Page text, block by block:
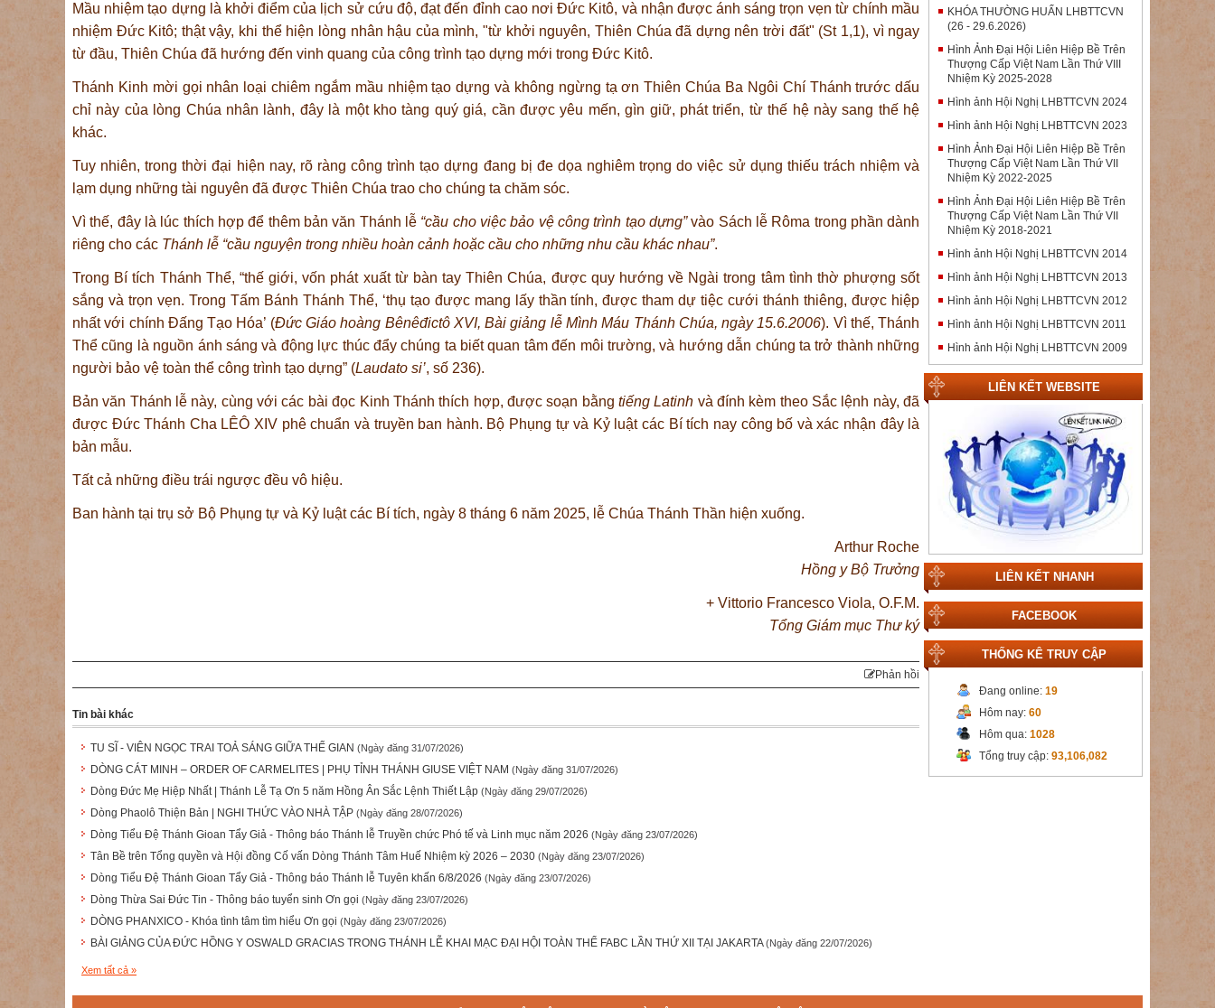
Mầu nhiệm tạo dựng là khởi điểm của lịch sử cứu độ, đạt đến đỉnh cao nơi Đức Kitô, và nhận được ánh sáng trọn vẹn từ chính mầu
nhiệm Đức Kitô; thật vậy, khi thể hiện lòng nhân hậu của mình, "từ khởi nguyên, Thiên Chúa đã dựng nên trời đất" (St 1,1), vì ngay
từ đầu, Thiên Chúa đã hướng đến vinh quang của công trình tạo dựng mới trong Đức Kitô.
Thánh Kinh mời gọi nhân loại chiêm ngắm mầu nhiệm tạo dựng và không ngừng tạ ơn Thiên Chúa Ba Ngôi Chí Thánh trước dấu
chỉ này của lòng Chúa nhân lành, đây là một kho tàng quý giá, cần được yêu mến, gìn giữ, phát triển, từ thế hệ này sang thế hệ
khác.
Tuy nhiên, trong thời đại hiện nay, rõ ràng công trình tạo dựng đang bị đe dọa nghiêm trọng do việc sử dụng thiếu trách nhiệm và
lạm dụng những tài nguyên đã được Thiên Chúa trao cho chúng ta chăm sóc.
Vì thế, đây là lúc thích hợp để thêm bản văn Thánh lễ “cầu cho việc bảo vệ công trình tạo dựng”vào Sách lễ Rôma trong phần dành
riêng cho các Thánh lễ “cầu nguyện trong nhiều hoàn cảnh hoặc cầu cho những nhu cầu khác nhau”.
Trong Bí tích Thánh Thể, “thế giới, vốn phát xuất từ bàn tay Thiên Chúa, được quy hướng về Ngài trong tâm tình thờ phượng sốt
sắng và trọn vẹn. Trong Tấm Bánh Thánh Thể, ‘thụ tạo được mang lấy thần tính, được tham dự tiệc cưới thánh thiêng, được hiệp
nhất với chính Đấng Tạo Hóa’ (Đức Giáo hoàng Bênêđictô XVI, Bài giảng lễ Mình Máu Thánh Chúa, ngày 15.6.2006). Vì thế, Thánh
Thể cũng là nguồn ánh sáng và động lực thúc đẩy chúng ta biết quan tâm đến môi trường, và hướng dẫn chúng ta trở thành những
người bảo vệ toàn thể công trình tạo dựng” (Laudato si’, số 236).
Bản văn Thánh lễ này, cùng với các bài đọc Kinh Thánh thích hợp, được soạn bằngtiếng Latinh và đính kèm theo Sắc lệnh này, đã
được Đức Thánh Cha LÊÔ XIV phê chuẩn và truyền ban hành. Bộ Phụng tự và Kỷ luật các Bí tích nay công bố và xác nhận đây là
bản mẫu.
Tất cả những điều trái ngược đều vô hiệu.
Ban hành tại trụ sở Bộ Phụng tự và Kỷ luật các Bí tích, ngày 8 tháng 6 năm 2025, lễ Chúa Thánh Thần hiện xuống.
Arthur Roche
Hồng y Bộ Trưởng
+ Vittorio Francesco Viola, O.F.M.
Tổng Giám mục Thư ký
Phản hồi
Tin bài khác
TU SĨ - VIÊN NGỌC TRAI TOẢ SÁNG GIỮA THẾ GIAN (Ngày đăng 31/07/2026)
DÒNG CÁT MINH – ORDER OF CARMELITES | PHỤ TỈNH THÁNH GIUSE VIỆT NAM (Ngày đăng 31/07/2026)
Dòng Đức Mẹ Hiệp Nhất | Thánh Lễ Tạ Ơn 5 năm Hồng Ân Sắc Lệnh Thiết Lập (Ngày đăng 29/07/2026)
Dòng Phaolô Thiện Bản | NGHI THỨC VÀO NHÀ TẬP (Ngày đăng 28/07/2026)
Dòng Tiểu Đệ Thánh Gioan Tẩy Giả - Thông báo Thánh lễ Truyền chức Phó tế và Linh mục năm 2026 (Ngày đăng 23/07/2026)
Tân Bề trên Tổng quyền và Hội đồng Cố vấn Dòng Thánh Tâm Huế Nhiệm kỳ 2026 – 2030 (Ngày đăng 23/07/2026)
Dòng Tiểu Đệ Thánh Gioan Tẩy Giả - Thông báo Thánh lễ Tuyên khấn 6/8/2026 (Ngày đăng 23/07/2026)
Dòng Thừa Sai Đức Tin - Thông báo tuyển sinh Ơn gọi (Ngày đăng 23/07/2026)
DÒNG PHANXICO - Khóa tình tâm tìm hiểu Ơn gọi (Ngày đăng 23/07/2026)
BÀI GIẢNG CỦA ĐỨC HỒNG Y OSWALD GRACIAS TRONG THÁNH LỄ KHAI MẠC ĐẠI HỘI TOÀN THỂ FABC LẦN THỨ XII TẠI JAKARTA(Ngày đăng 22/07/2026)
Xem tất cả »
KHÓA THƯỜNG HUẤN LHBTTCVN
(26 - 29.6.2026)
Hình Ảnh Đại Hội Liên Hiệp Bề Trên
Thượng Cấp Việt Nam Lần Thứ VIII
Nhiệm Kỳ 2025-2028
Hình ảnh Hội Nghị LHBTTCVN 2024
Hình ảnh Hội Nghị LHBTTCVN 2023
Hình Ảnh Đại Hội Liên Hiệp Bề Trên
Thượng Cấp Việt Nam Lần Thứ VII
Nhiệm Kỳ 2022-2025
Hình Ảnh Đại Hội Liên Hiệp Bề Trên
Thượng Cấp Việt Nam Lần Thứ VII
Nhiệm Kỳ 2018-2021
Hình ảnh Hội Nghị LHBTTCVN 2014
Hình ảnh Hội Nghị LHBTTCVN 2013
Hình ảnh Hội Nghị LHBTTCVN 2012
Hình ảnh Hội Nghị LHBTTCVN 2011
Hình ảnh Hội Nghị LHBTTCVN 2009
LIÊN KẾT WEBSITE
LIÊN KẾT NHANH
FACEBOOK
THỐNG KÊ TRUY CẬP
Đang online:19
Hôm nay:60
Hôm qua:1028
Tổng truy cập:93,106,082